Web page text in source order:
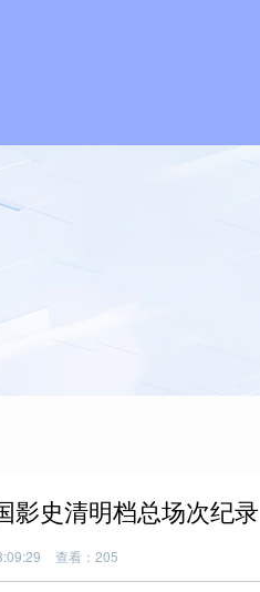
影史清明档总场次纪录
查看：205